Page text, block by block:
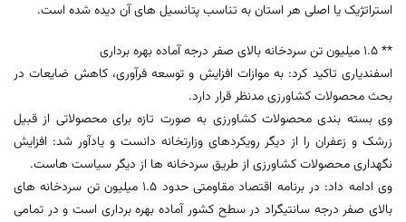
استراتژیک یا اصلی هر استان به تناسب پتانسیل های آن دیده شده است.
** 1.5 میلیون تن سردخانه بالای صفر درجه آماده بهره برداری
اسفندیاری تاکید کرد: به موازات افزایش و توسعه فرآوری، کاهش ضایعات در
بحث محصولات کشاورزی مدنظر قرار دارد.
وی بسته بندی محصولات کشاورزی به صورت تازه برای محصولاتی از قبیل
زرشک و زعفران را از دیگر رویکردهای وزارتخانه دانست و یادآور شد: افزایش
نگهداری محصولات کشاورزی از طریق سردخانه ها از دیگر سیاست هاست.
وی ادامه داد: در برنامه اقتصاد مقاومتی حدود 1.5 میلیون تن سردخانه های
بالای صفر درجه سانتیگراد در سطح کشور آماده بهره برداری است و در تمامی